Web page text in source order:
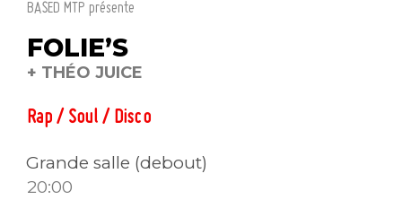
BASED MTP présente
FOLIE’S
+ THÉO JUICE
Rap / Soul / Disco
Grande salle (debout)
20:00